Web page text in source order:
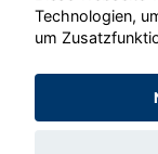
©
Technologien,
um